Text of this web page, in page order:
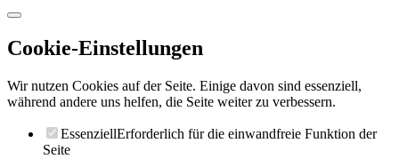
Cookie-Einstellungen
Wir nutzen Cookies auf der Seite. Einige davon sind essenziell,
während andere uns helfen, die Seite weiter zu verbessern.
EssenziellErforderlich für die einwandfreie Funktion der
Seite